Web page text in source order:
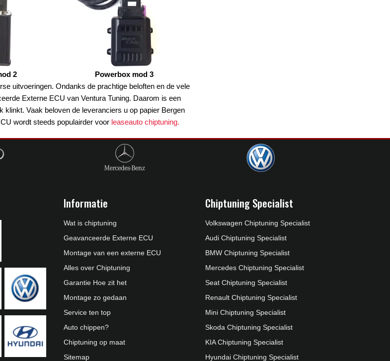
2
Powerbox mod 3
uitvoeringen. Ondanks de prachtige beloften en de vele
Externe ECU van Ventura Tuning. Daarom is een
Vaak beloven de leveranciers u op papier Bergen
wordt steeds populairder voor leaseauto chiptuning.
Informatie
Wat is chiptuning
Geavanceerde Externe ECU
Montage van een externe ECU
Alles over Chiptuning
Garantie Hoe zit het
Montage zo gedaan
Service ten top
Auto chippen?
Chiptuning op maat
Sitemap
Chiptuning Specialist
Volkswagen Chiptuning Specialist
Audi Chiptuning Specialist
BMW Chiptuning Specialist
Mercedes Chiptuning Specialist
Seat Chiptuning Specialist
Renault Chiptuning Specialist
Mini Chiptuning Specialist
Skoda Chiptuning Specialist
KIA Chiptuning Specialist
Hyundai Chiptuning Specialist